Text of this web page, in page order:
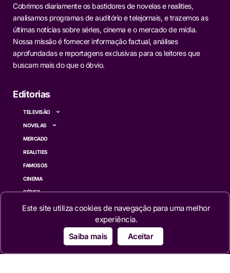
Cobrimos diariamente os bastidores de novelas e realities,
analisamos programas de auditório e telejornais, e trazemos as
últimas notícias sobre séries, cinema e o mercado de mídia.
Nossa missão é fornecer informação factual, análises
aprofundadas e reportagens exclusivas para os leitores que
buscam mais do que o óbvio.
Editorias
TELEVISÃO
NOVELAS
MERCADO
REALITIES
FAMOSOS
CINEMA
SÉRIES
TECNOLOGIA
Institucional
Este site utiliza cookies de navegação para uma melhor
experiência.
Saiba mais
Aceitar